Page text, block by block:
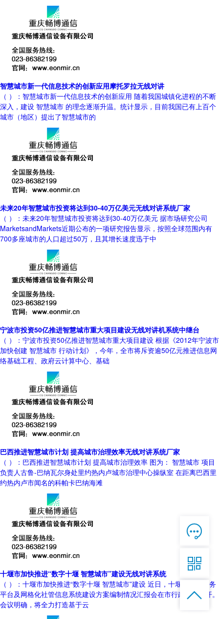
智慧城市新一代信息技术的创新应用摩托罗拉无线对讲
（ ）：智慧城市新一代信息技术的创新应用 随着我国城镇化进程的不断
深入，建设 智慧城市 的理念逐渐升温。统计显示，目前我国已有上百个
城市（地区）提出了智慧城市的
未来20年智慧城市投资将达到30-40万亿美元无线对讲系统厂家
（ ）：未来20年智慧城市投资将达到30-40万亿美元 据市场研究公司
MarketsandMarkets近期公布的一项研究报告显示，按照全球范围内有
700多座城市的人口超过50万，且其增长速度迅于中
宁波市投资50亿推进智慧城市重大项目建设无线对讲机系统中继台
（ ）：宁波市投资50亿推进智慧城市重大项目建设 根据《2012年宁波市
加快创建 智慧城市 行动计划》，今年，全市将斥资逾50亿元推进信息网
络基础工程、政府云计算中心、基础
巴西推进智慧城市计划 提高城市治理效率无线对讲系统厂家
（ ）：巴西推进智慧城市计划 提高城市治理效率 图为： 智慧城市 项目
负责人古鲁-巴纳瓦尔身处里约热内卢城市治理中心操纵室 在距离巴西里
约热内卢市闻名的科帕卡巴纳海滩
十堰市加快推进“数字十堰 智慧城市”建设无线对讲系统
（ ）：十堰市加快推进“数字十堰 智慧城市”建设 近日，十堰市电子政务
平台及网格化社管信息系统建设方案编制情况汇报会在市行政中心召开。
会议明确，将全力打造基于云



服务热线
恭候聆听，023-86382199手机直接点击
拨打

